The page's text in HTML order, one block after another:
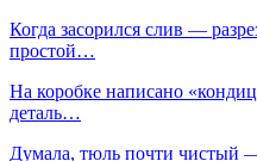
Когда засорился слив —
простой…
На коробке написано
деталь…
Думала, тюль почти чистый